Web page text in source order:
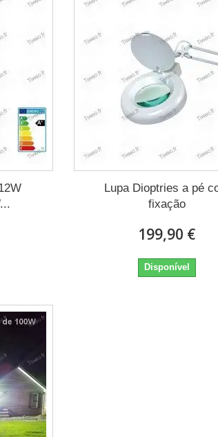
Lupa Dioptries a pé
fixação
199,90 €
Disponível